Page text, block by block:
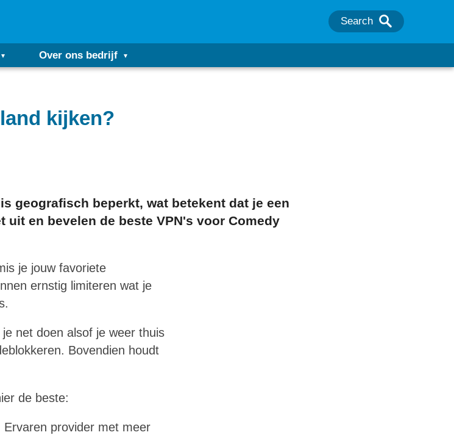
Search
Over ons bedrijf
kijken?
geografisch beperkt, wat betekent dat je een
uit en bevelen de beste VPN's voor Comedy
je jouw favoriete
ernstig limiteren wat je
net doen alsof je weer thuis
Bovendien houdt
de beste:
Ervaren provider met meer